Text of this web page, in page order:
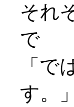
それ
で
「
す。」